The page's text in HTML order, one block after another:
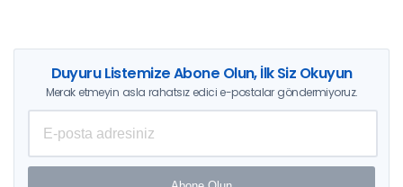
Duyuru Listemize Abone Olun, İlk Siz Okuyun
Merak etmeyin asla rahatsız edici e-postalar göndermiyoruz.